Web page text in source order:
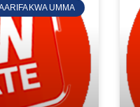
KWA UMMA